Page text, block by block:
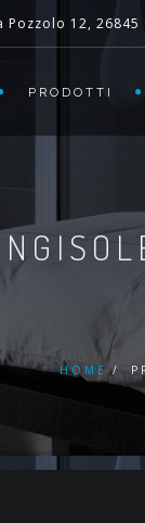
Pozzolo 12, 26845
PRODOTTI
HOME